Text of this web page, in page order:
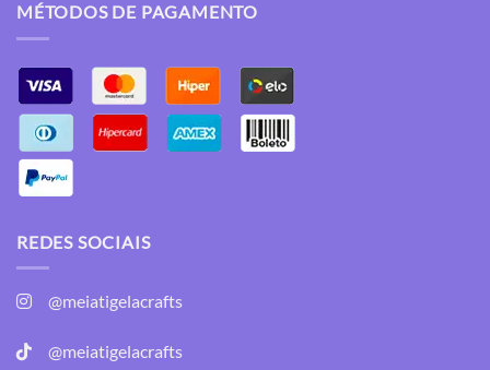
MÉTODOS DE PAGAMENTO
REDES SOCIAIS
@meiatigelacrafts
@meiatigelacrafts